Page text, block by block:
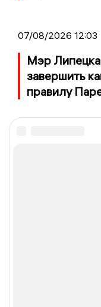
07/08/2026 12:03
Мэр
завершить
правилу